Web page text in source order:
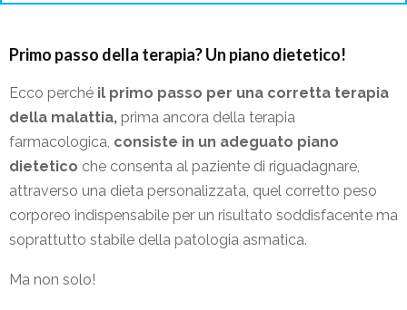
Primo passo della terapia? Un piano dietetico!
Ecco perché il primo passo per una corretta terapia
della malattia, prima ancora della terapia
farmacologica, consiste in un adeguato piano
dietetico che consenta al paziente di riguadagnare,
attraverso una dieta personalizzata, quel corretto peso
corporeo indispensabile per un risultato soddisfacente ma
soprattutto stabile della patologia asmatica.
Ma non solo!